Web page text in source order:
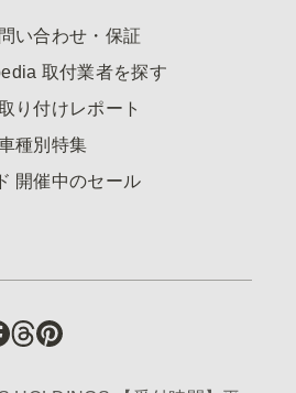
い合わせ・保証
取付業者を探す
り付けレポート
種別特集
開催中のセール